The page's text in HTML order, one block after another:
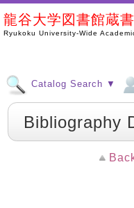
龍谷大学図書館蔵
Ryukoku University-Wide
Catalog Search ▼
Bibliography